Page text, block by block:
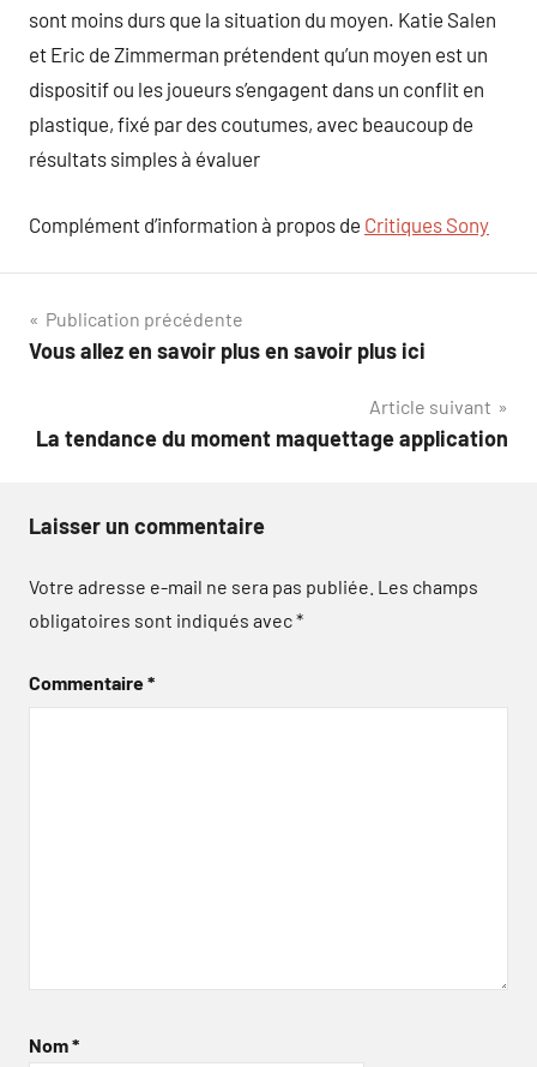
sont moins durs que la situation du moyen. Katie Salen
et Eric de Zimmerman prétendent qu’un moyen est un
dispositif ou les joueurs s’engagent dans un conflit en
plastique, fixé par des coutumes, avec beaucoup de
résultats simples à évaluer
Complément d’information à propos de Critiques Sony
Navigation
de
Publication précédente
Vous allez en savoir plus en savoir plus ici
Article suivant
La tendance du moment maquettage application
Laisser un commentaire
Votre adresse e-mail ne sera pas publiée. Les champs
obligatoires sont indiqués avec*
Commentaire*
Nom*